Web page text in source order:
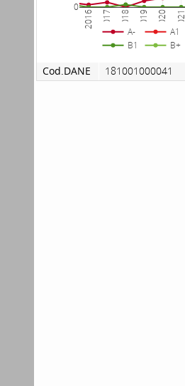
2016 2017 2018 2019 2020 2021
0
A- A1
B1
B+
Cod.DANE 181001000041